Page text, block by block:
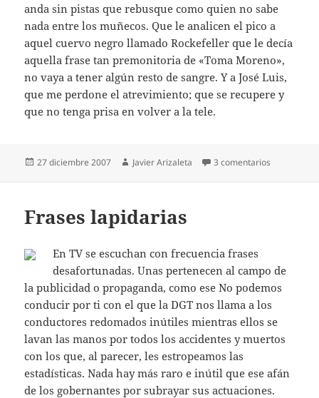
anda sin pistas que rebusque como quien no sabe
nada entre los muñecos. Que le analicen el pico a
aquel cuervo negro llamado Rockefeller que le decía
aquella frase tan premonitoria de «Toma Moreno»,
no vaya a tener algún resto de sangre. Y a José Luis,
que me perdone el atrevimiento; que se recupere y
que no tenga prisa en volver a la tele.
Publicado
27 diciembre 2007 Autor
Javier Arizaleta 3 comentarios
Frases lapidarias
En TV se escuchan con frecuencia frases
desafortunadas. Unas pertenecen al campo de
la publicidad o propaganda, como ese No podemos
conducir por ti con el que la DGT nos llama a los
conductores redomados inútiles mientras ellos se
lavan las manos por todos los accidentes y muertos
con los que, al parecer, les estropeamos las
estadísticas. Nada hay más raro e inútil que ese afán
de los gobernantes por subrayar sus actuaciones.